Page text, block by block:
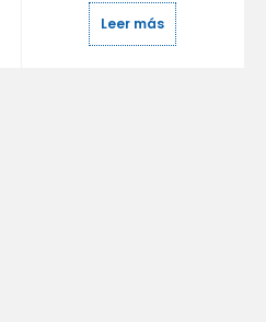
Leer más